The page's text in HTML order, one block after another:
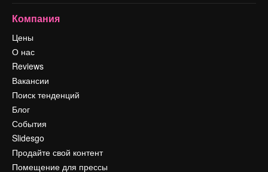
Компания
Цены
О нас
Reviews
Вакансии
Поиск тенденций
Блог
События
Slidesgo
Продайте свой контент
Помещение для прессы